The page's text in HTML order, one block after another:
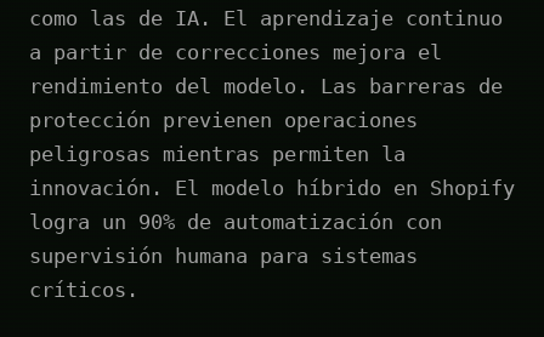
como las de IA. El aprendizaje continuo
a partir de correcciones mejora el
rendimiento del modelo. Las barreras de
protección previenen operaciones
peligrosas mientras permiten la
innovación. El modelo híbrido en Shopify
logra un 90% de automatización con
supervisión humana para sistemas
críticos.